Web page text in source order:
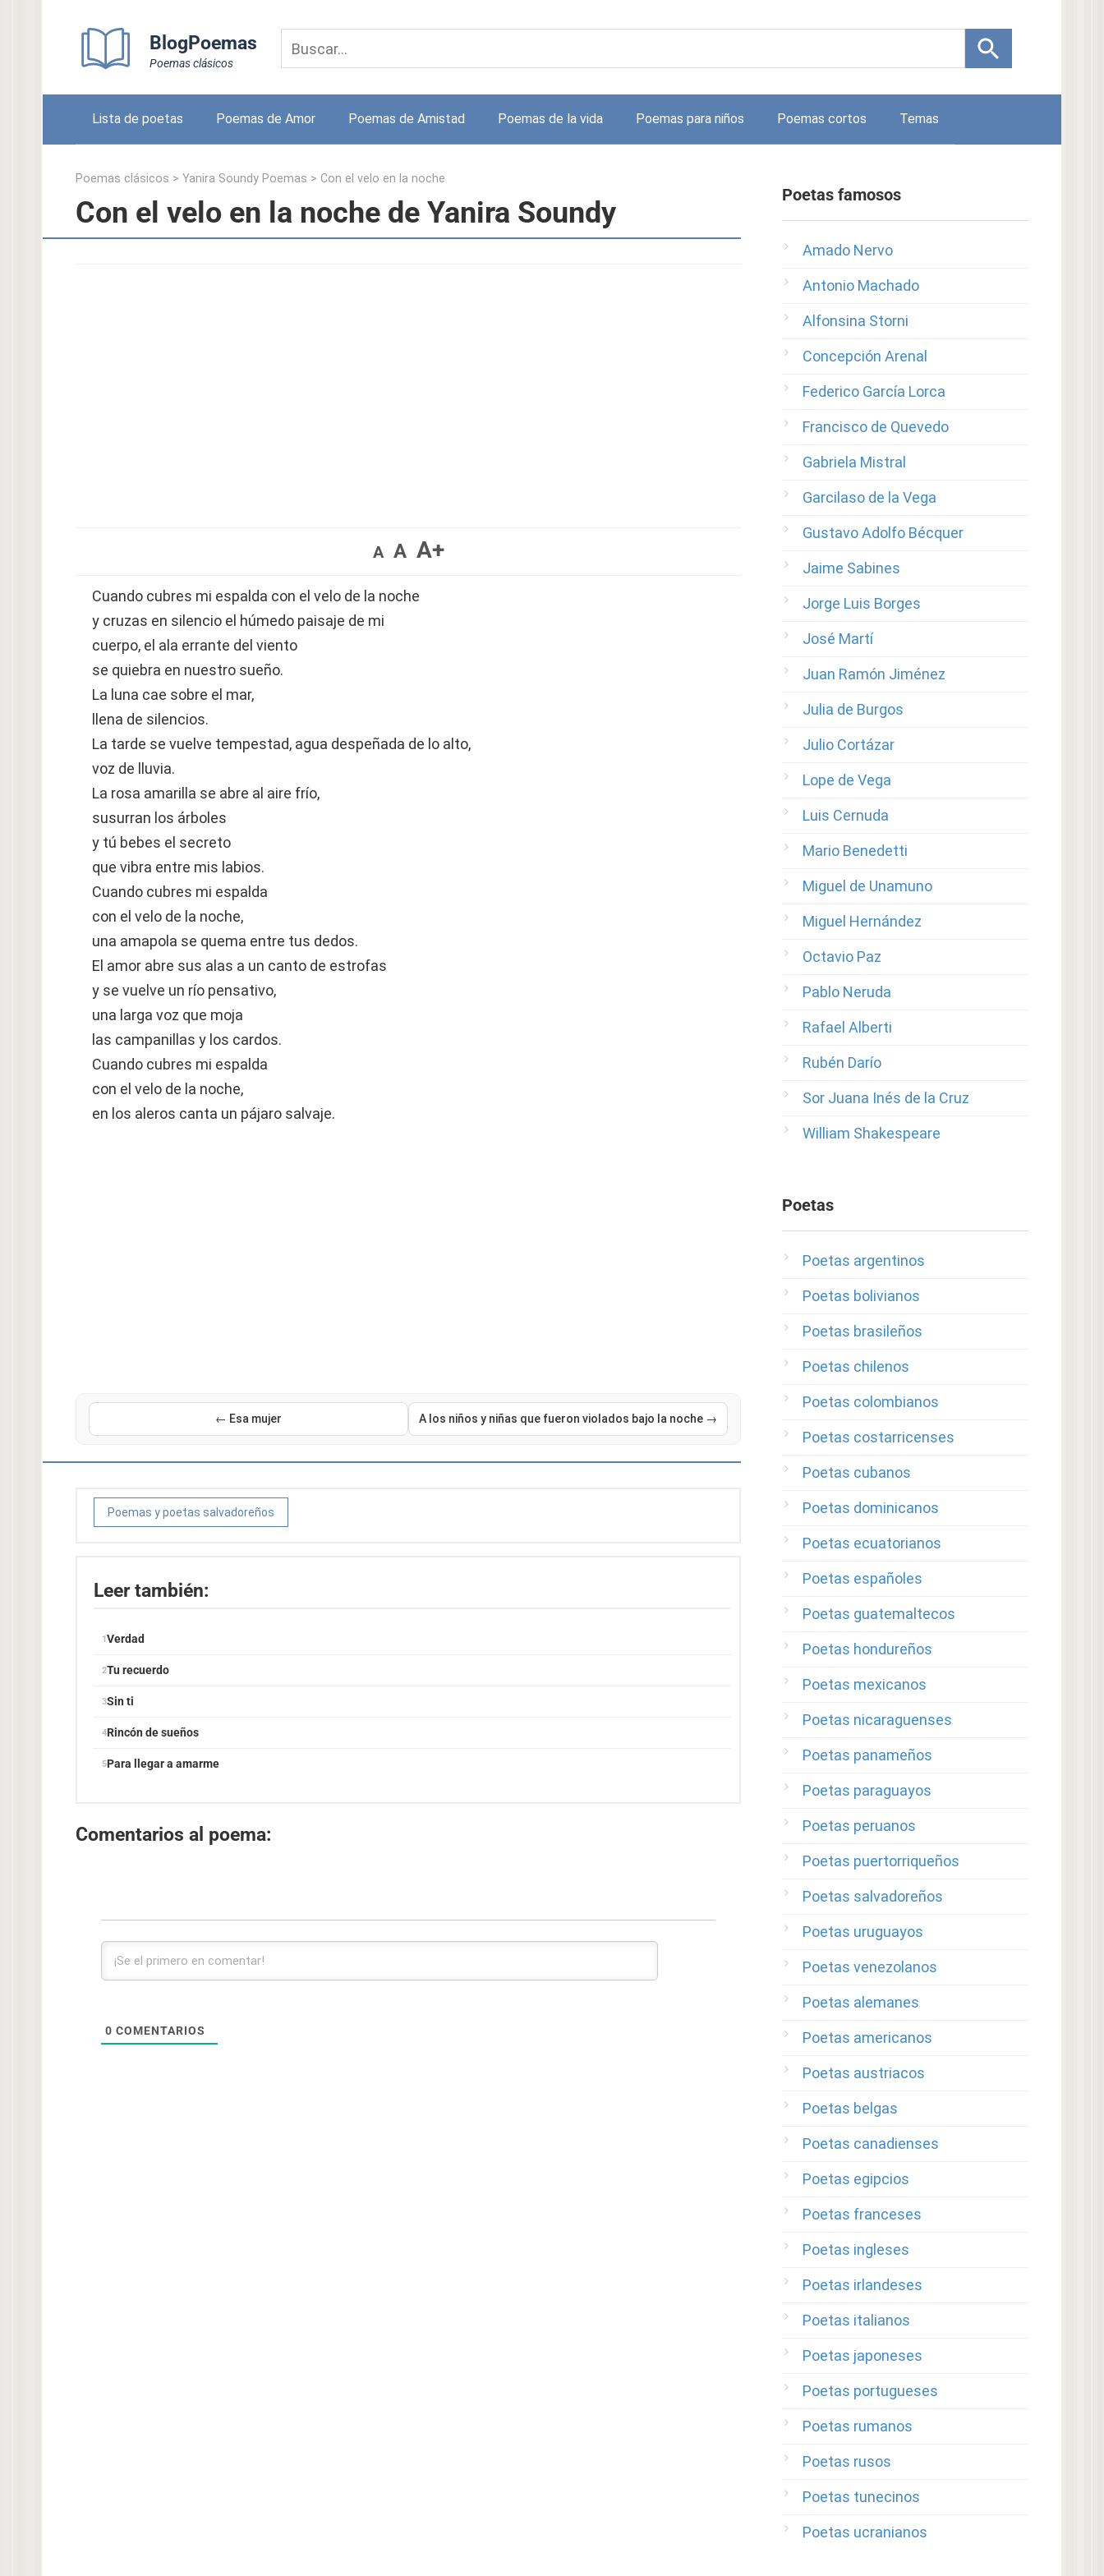
BlogPoemas
Poemas clásicos
Lista de poetas Poemas de Amor Poemas de Amistad Poemas de la vida Poemas para niños Poemas cortos Temas
Poemas clásicos > Yanira Soundy Poemas > Con el velo en la noche
Con el velo en la noche de Yanira Soundy
A A A+
Cuando cubres mi espalda con el velo de la noche
y cruzas en silencio el húmedo paisaje de mi
cuerpo, el ala errante del viento
se quiebra en nuestro sueño.
La luna cae sobre el mar,
llena de silencios.
La tarde se vuelve tempestad, agua despeñada de lo alto,
voz de lluvia.
La rosa amarilla se abre al aire frío,
susurran los árboles
y tú bebes el secreto
que vibra entre mis labios.
Cuando cubres mi espalda
con el velo de la noche,
una amapola se quema entre tus dedos.
El amor abre sus alas a un canto de estrofas
y se vuelve un río pensativo,
una larga voz que moja
las campanillas y los cardos.
Cuando cubres mi espalda
con el velo de la noche,
en los aleros canta un pájaro salvaje.
← Esa mujer A los niños y niñas que fueron violados bajo la noche →
Poemas y poetas salvadoreños
Leer también:
Verdad
Tu recuerdo
Sin ti
Rincón de sueños
Para llegar a amarme
Comentarios al poema:
0 COMENTARIOS
Poetas famosos
Amado Nervo
Antonio Machado
Alfonsina Storni
Concepción Arenal
Federico García Lorca
Francisco de Quevedo
Gabriela Mistral
Garcilaso de la Vega
Gustavo Adolfo Bécquer
Jaime Sabines
Jorge Luis Borges
José Martí
Juan Ramón Jiménez
Julia de Burgos
Julio Cortázar
Lope de Vega
Luis Cernuda
Mario Benedetti
Miguel de Unamuno
Miguel Hernández
Octavio Paz
Pablo Neruda
Rafael Alberti
Rubén Darío
Sor Juana Inés de la Cruz
William Shakespeare
Poetas
Poetas argentinos
Poetas bolivianos
Poetas brasileños
Poetas chilenos
Poetas colombianos
Poetas costarricenses
Poetas cubanos
Poetas dominicanos
Poetas ecuatorianos
Poetas españoles
Poetas guatemaltecos
Poetas hondureños
Poetas mexicanos
Poetas nicaraguenses
Poetas panameños
Poetas paraguayos
Poetas peruanos
Poetas puertorriqueños
Poetas salvadoreños
Poetas uruguayos
Poetas venezolanos
Poetas alemanes
Poetas americanos
Poetas austriacos
Poetas belgas
Poetas canadienses
Poetas egipcios
Poetas franceses
Poetas ingleses
Poetas irlandeses
Poetas italianos
Poetas japoneses
Poetas portugueses
Poetas rumanos
Poetas rusos
Poetas tunecinos
Poetas ucranianos